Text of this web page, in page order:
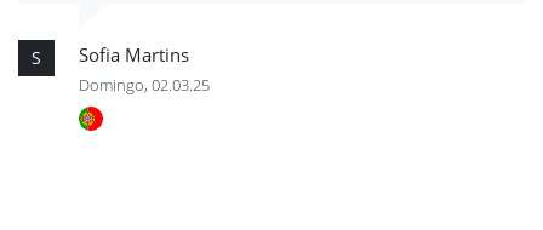
S Sofia Martins
Domingo, 02.03.25